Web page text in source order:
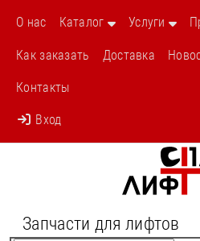
О нас Каталог Услуги
Как заказать Доставка
Контакты
Вход
Запчасти для лифтов